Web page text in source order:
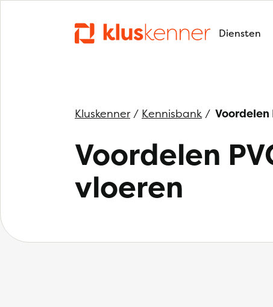
Diensten
Kluskenner/ Kennisbank/ Voordelen
Voordelen
vloeren